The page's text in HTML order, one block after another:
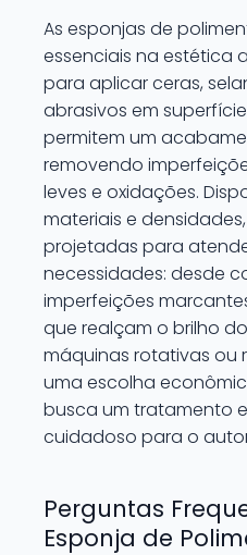
As esponjas de
essenciais na estética
para aplicar ceras,
abrasivos em
permitem um
removendo
leves e oxidações.
materiais e
projetadas para
necessidades: desde
imperfeições
que realçam o brilho
máquinas rotativas ou
uma escolha
busca um tratamento
cuidadoso para o
Perguntas
Esponja de